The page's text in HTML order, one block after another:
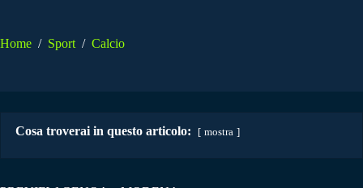
Home / Sport / Calcio
Cosa troverai in questo articolo: mostra